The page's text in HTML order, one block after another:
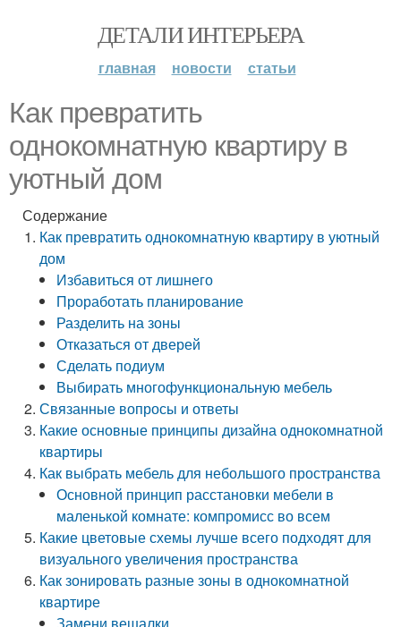
ДЕТАЛИ ИНТЕРЬЕРА
главная новости статьи
Как превратить
однокомнатную квартиру в
уютный дом
Содержание
Как превратить однокомнатную квартиру в уютный
дом
Избавиться от лишнего
Проработать планирование
Разделить на зоны
Отказаться от дверей
Сделать подиум
Выбирать многофункциональную мебель
Связанные вопросы и ответы
Какие основные принципы дизайна однокомнатной
квартиры
Как выбрать мебель для небольшого пространства
Основной принцип расстановки мебели в
маленькой комнате: компромисс во всем
Какие цветовые схемы лучше всего подходят для
визуального увеличения пространства
Как зонировать разные зоны в однокомнатной
квартире